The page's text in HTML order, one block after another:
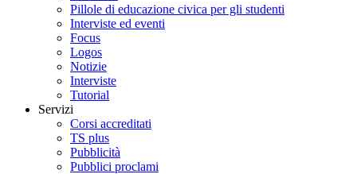
Pillole di educazione civica per gli studenti
Interviste ed eventi
Focus
Logos
Notizie
Interviste
Tutorial
Servizi
Corsi accreditati
TS plus
Pubblicità
Pubblici proclami